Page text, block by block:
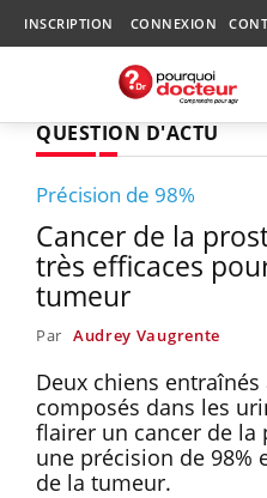
INSCRIPTION CONNEXION
QUESTION D'ACTU
Précision de 98%
Cancer de la
très efficaces
tumeur
Par Audrey Vaugrente
Deux chiens
composés dans les
flairer un cancer de la
une précision de 98%
de la tumeur.